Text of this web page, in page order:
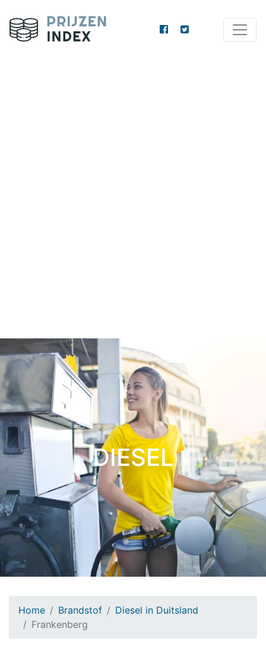
DIESEL
Home Brandstof
Diesel in Duitsland
Frankenberg